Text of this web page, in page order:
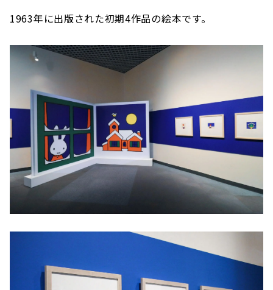
1963年に出版された初期4作品の絵本です。